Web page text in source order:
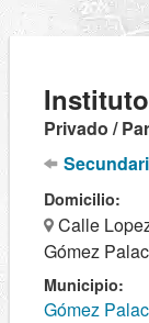
Privado /
Domicilio:
Calle
Gómez
Municipio:
Gómez